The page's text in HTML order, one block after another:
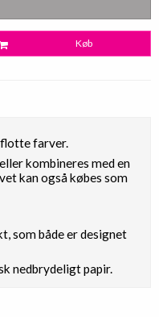
Køb
farver.
kombineres med en
kan også købes som
som både er designet
nedbrydeligt papir.